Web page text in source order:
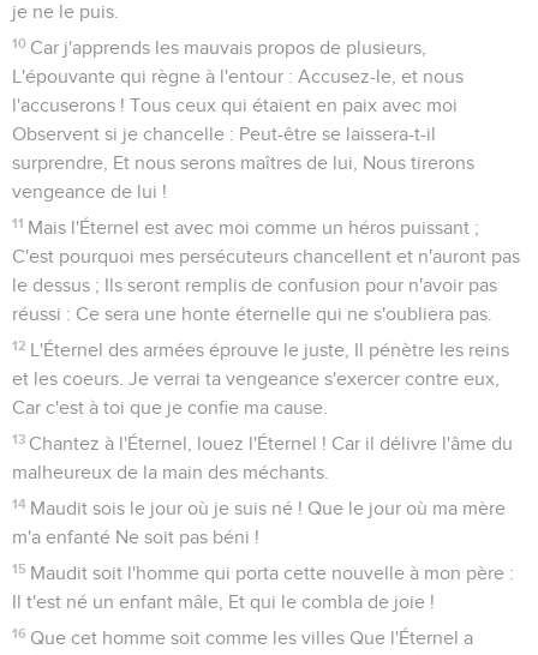
je ne le puis.
10 Car j'apprends les mauvais propos de plusieurs,
L'épouvante qui règne à l'entour : Accusez-le, et nous
l'accuserons ! Tous ceux qui étaient en paix avec moi
Observent si je chancelle : Peut-être se laissera-t-il
surprendre, Et nous serons maîtres de lui, Nous tirerons
vengeance de lui !
11 Mais l'Éternel est avec moi comme un héros puissant ;
C'est pourquoi mes persécuteurs chancellent et n'auront pas
le dessus ; Ils seront remplis de confusion pour n'avoir pas
réussi : Ce sera une honte éternelle qui ne s'oubliera pas.
12 L'Éternel des armées éprouve le juste, Il pénètre les reins
et les coeurs. Je verrai ta vengeance s'exercer contre eux,
Car c'est à toi que je confie ma cause.
13 Chantez à l'Éternel, louez l'Éternel ! Car il délivre l'âme du
malheureux de la main des méchants.
14 Maudit sois le jour où je suis né ! Que le jour où ma mère
m'a enfanté Ne soit pas béni !
15 Maudit soit l'homme qui porta cette nouvelle à mon père :
Il t'est né un enfant mâle, Et qui le combla de joie !
16 Que cet homme soit comme les villes Que l'Éternel a